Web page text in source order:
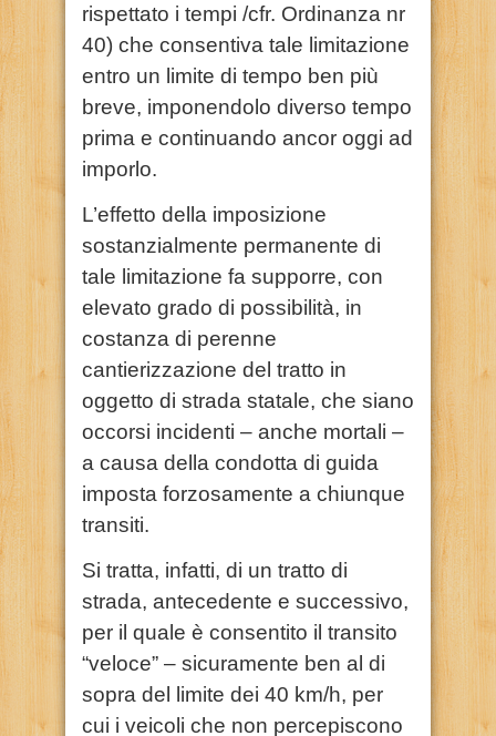
rispettato i tempi /cfr. Ordinanza nr
40) che consentiva tale limitazione
entro un limite di tempo ben più
breve, imponendolo diverso tempo
prima e continuando ancor oggi ad
imporlo.
L’effetto della imposizione
sostanzialmente permanente di
tale limitazione fa supporre, con
elevato grado di possibilità, in
costanza di perenne
cantierizzazione del tratto in
oggetto di strada statale, che siano
occorsi incidenti – anche mortali –
a causa della condotta di guida
imposta forzosamente a chiunque
transiti.
Si tratta, infatti, di un tratto di
strada, antecedente e successivo,
per il quale è consentito il transito
“veloce” – sicuramente ben al di
sopra del limite dei 40 km/h, per
cui i veicoli che non percepiscono